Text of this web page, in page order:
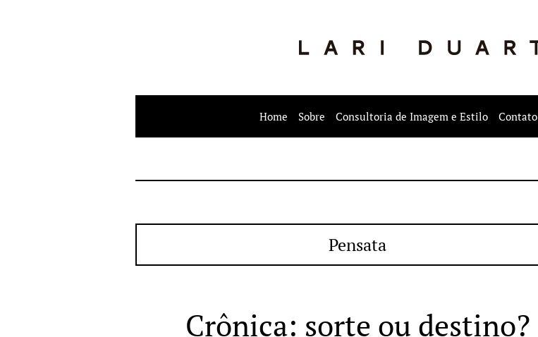
Home Sobre Consultoria de Imagem e Estilo Contato
Pensata
Crônica: sorte ou destino?